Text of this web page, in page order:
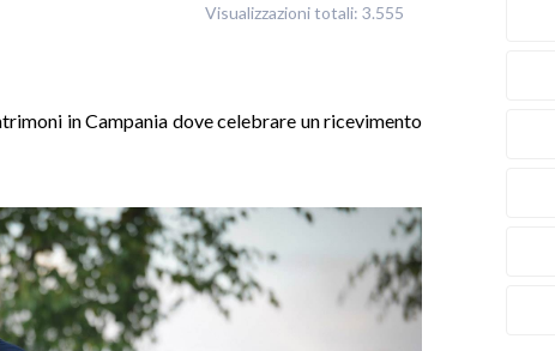
Visualizzazioni totali: 3.555
in Campania dove celebrare un ricevimento